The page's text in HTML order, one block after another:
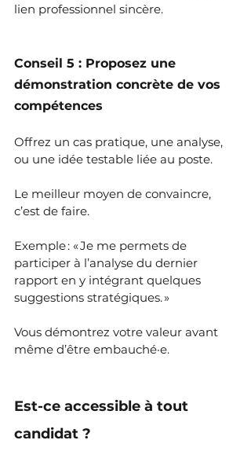
lien professionnel sincère.
Conseil 5 : Proposez une
démonstration concrète de vos
compétences
Offrez un cas pratique, une analyse,
ou une idée testable liée au poste.
Le meilleur moyen de convaincre,
c’est de faire.
Exemple : « Je me permets de
participer à l’analyse du dernier
rapport en y intégrant quelques
suggestions stratégiques. »
Vous démontrez votre valeur avant
même d’être embauché·e.
Est-ce accessible à tout
candidat ?